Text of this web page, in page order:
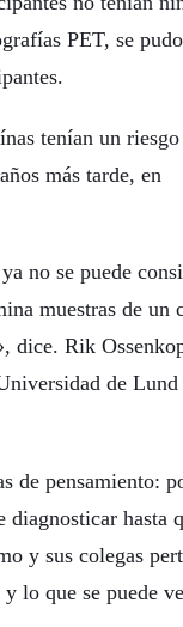
PET, se pudo
tenían un
más tarde, en
no se puede
muestras de un
dice. Rik
de
de pensamiento:
diagnosticar hasta
y sus colegas
lo que se puede